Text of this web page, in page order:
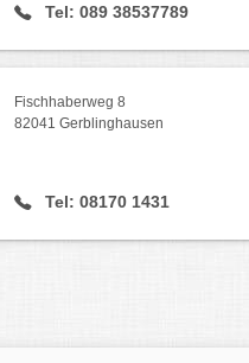
Tel: 089 38537789
Fischhaberweg 8
82041 Gerblinghausen
Tel: 08170 1431